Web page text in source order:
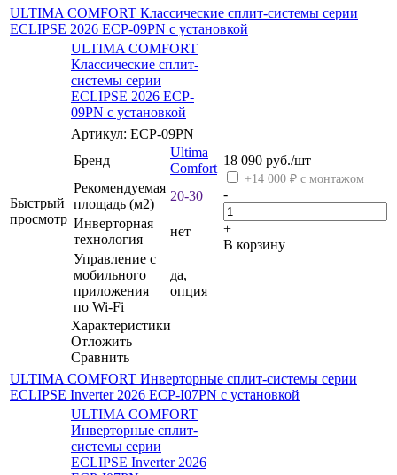
ULTIMA COMFORT Классические сплит-системы серии
ECLIPSE 2026 ECP-09PN с установкой
Быстрый
просмотр
ULTIMA COMFORT
Классические сплит-
системы серии
ECLIPSE 2026 ECP-
09PN с установкой
Артикул: ECP-09PN
Бренд
Ultima
Comfort
Рекомендуемая
площадь (м2)
20-30
Инверторная
технология
нет
Управление c
мобильного
приложения
по Wi-Fi
да,
опция
Характеристики
Отложить
Сравнить
18 090 руб./шт
+14 000 ₽ с монтажом
-
+
В корзину
ULTIMA COMFORT Инверторные сплит-системы серии
ECLIPSE Inverter 2026 ECP-I07PN с установкой
ULTIMA COMFORT
Инверторные сплит-
системы серии
ECLIPSE Inverter 2026